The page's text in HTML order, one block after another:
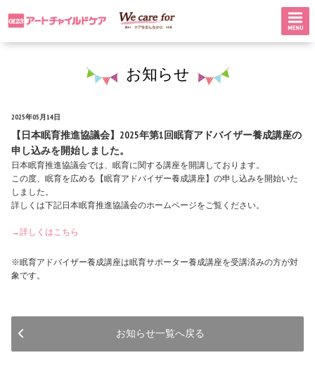
お知らせ
2025年05月14日
【日本眠育推進協議会】2025年第1回眠育アドバイザー養成講座の
申し込みを開始しました。
日本眠育推進協議会では、眠育に関する講座を開講しております。
この度、眠育を広める【眠育アドバイザー養成講座】の申し込みを開始いた
しました。
詳しくは下記日本眠育推進協議会のホームページをご覧ください。
→詳しくはこちら
※眠育アドバイザー養成講座は眠育サポーター養成講座を受講済みの方が対
象です。
お知らせ一覧へ戻る